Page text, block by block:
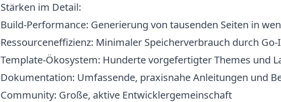
Stärken im Detail:
Build-Performance: Generierung von tausenden Seiten in
Ressourceneffizienz: Minimaler Speicherverbrauch durch
Template-Ökosystem: Hunderte vorgefertigter Themes und
Dokumentation: Umfassende, praxisnahe Anleitungen und
Community: Große, aktive Entwicklergemeinschaft